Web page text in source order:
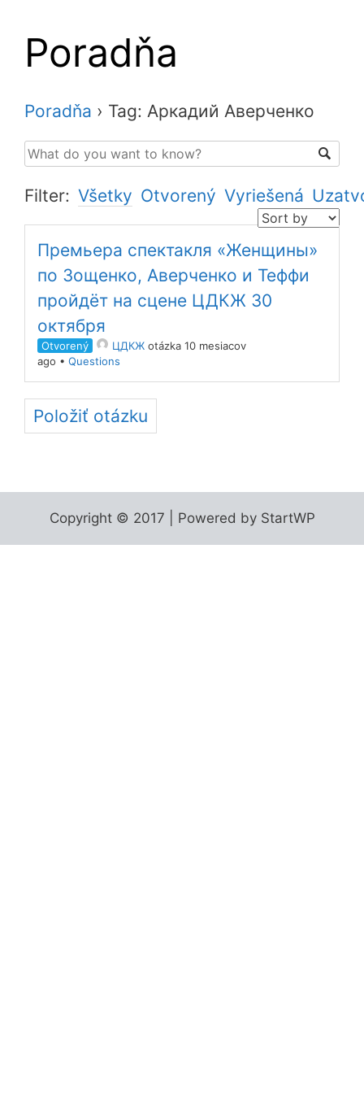
Poradňa
Poradňa › Tag: Аркадий Аверченко
Filter: Všetky Otvorený Vyriešená
Премьера спектакля «Женщины»
по Зощенко, Аверченко и Теффи
пройдёт на сцене ЦДКЖ 30
октября
Otvorený ЦДКЖ otázka 10 mesiacov
ago • Questions
Položiť otázku
Copyright © 2017 | Powered by StartWP